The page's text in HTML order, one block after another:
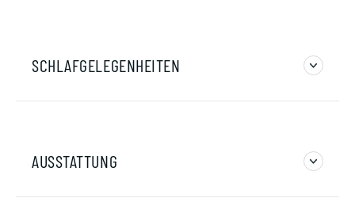
SCHLAFGELEGENHEITEN
AUSSTATTUNG